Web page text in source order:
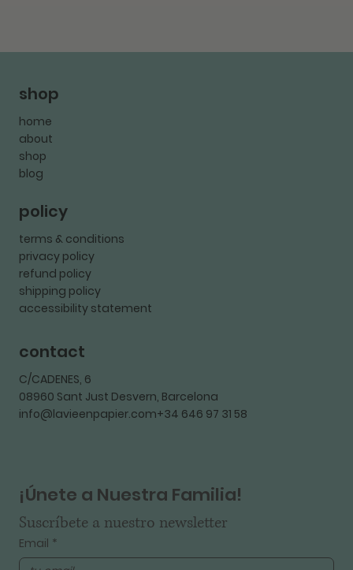
shop
home
about
shop
blog
policy
terms & conditions
privacy policy
refund policy
shipping policy
accessibility statement
contact
C/CADENES, 6
08960 Sant Just Desvern, Barcelona
info@lavieenpapier.com+34 646 97 31 58
¡Únete a Nuestra Familia!
Suscríbete a nuestro newsletter
Email *